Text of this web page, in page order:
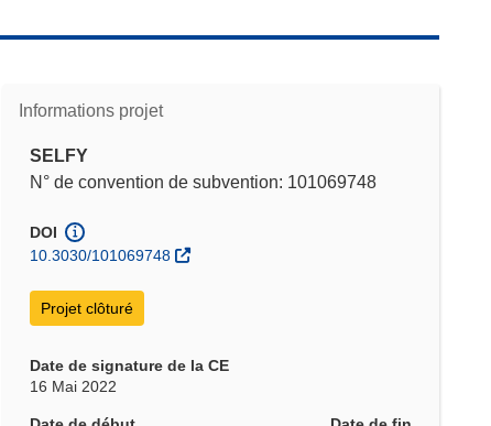
Informations projet
SELFY
N° de convention de subvention: 101069748
DOI
10.3030/101069748
Projet clôturé
Date de signature de la CE
16 Mai 2022